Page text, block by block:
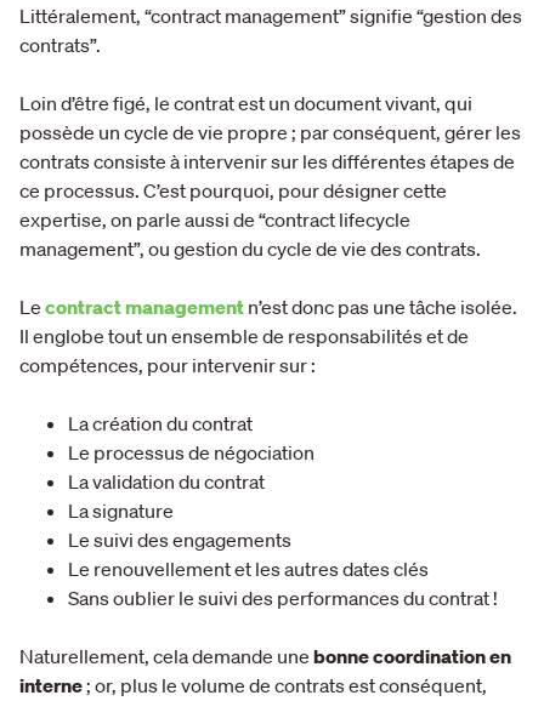
Littéralement, “contract management” signifie “gestion des
contrats”.
Loin d’être figé, le contrat est un document vivant, qui
possède un cycle de vie propre ; par conséquent, gérer les
contrats consiste à intervenir sur les différentes étapes de
ce processus. C’est pourquoi, pour désigner cette
expertise, on parle aussi de “contract lifecycle
management”, ou gestion du cycle de vie des contrats.
Le contract management n’est donc pas une tâche isolée.
Il englobe tout un ensemble de responsabilités et de
compétences, pour intervenir sur :
La création du contrat
Le processus de négociation
La validation du contrat
La signature
Le suivi des engagements
Le renouvellement et les autres dates clés
Sans oublier le suivi des performances du contrat !
Naturellement, cela demande une bonne coordination en
interne; or, plus le volume de contrats est conséquent,